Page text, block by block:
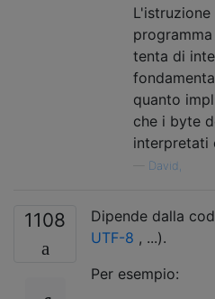
tenta di
quanto
che i byte
interpretati
David,
1108 Dipende dalla
UTF-8 , ...).
Per esempio: